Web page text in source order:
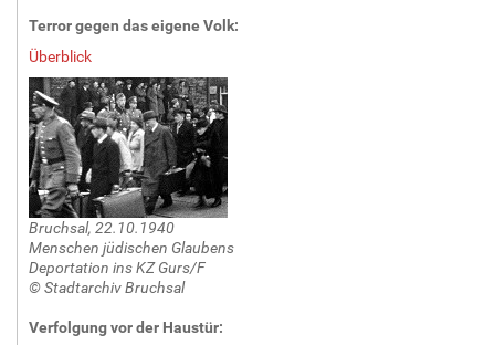
Terror gegen das eigene Volk:
Überblick
Bruchsal, 22.10.1940
Menschen jüdischen Glaubens
Deportation ins KZ Gurs/F
© Stadtarchiv Bruchsal
Verfolgung vor der Haustür: